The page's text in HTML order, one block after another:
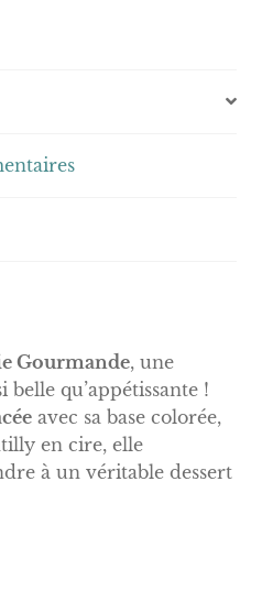
Gourmande, une
belle qu’appétissante !
avec sa base colorée,
en cire, elle
à un véritable dessert